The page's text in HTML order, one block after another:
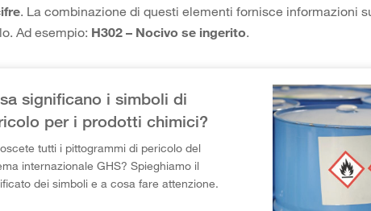
. La combinazione di questi elementi fornisce informazioni
Ad esempio: H302 – Nocivo se ingerito.
significano i simboli di
per i prodotti chimici?
tutti i pittogrammi di pericolo del
internazionale GHS? Spieghiamo il
dei simboli e a cosa fare attenzione.